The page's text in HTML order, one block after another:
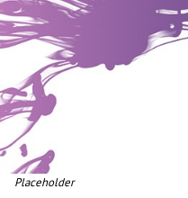
Placeholder